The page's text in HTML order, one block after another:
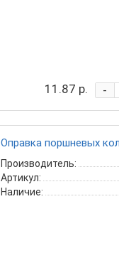
11.87 р. -
Оправка поршневых
Производитель:
Артикул:
Наличие: